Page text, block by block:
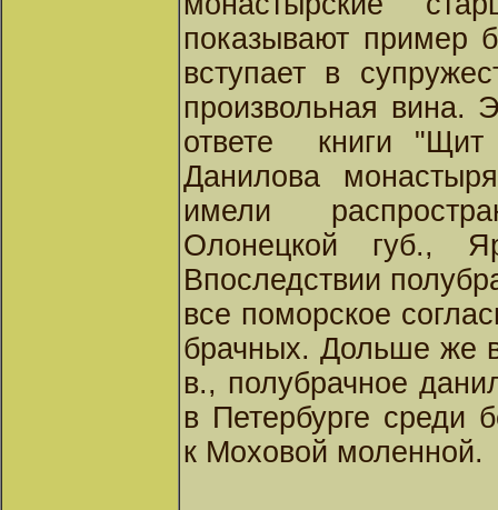
показывают пример
вступает в
произвольная вина.
ответе
книги
Данилова монастыря
имели
Олонецкой губ.,
Впоследствии
все поморское
брачных. Дольше же
в., полубрачное
в Петербурге среди
к Моховой моленной.